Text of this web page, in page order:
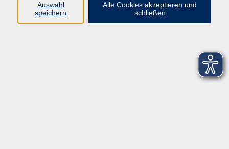
Auswahl
speichern
Alle Cookies akzeptieren und
schließen